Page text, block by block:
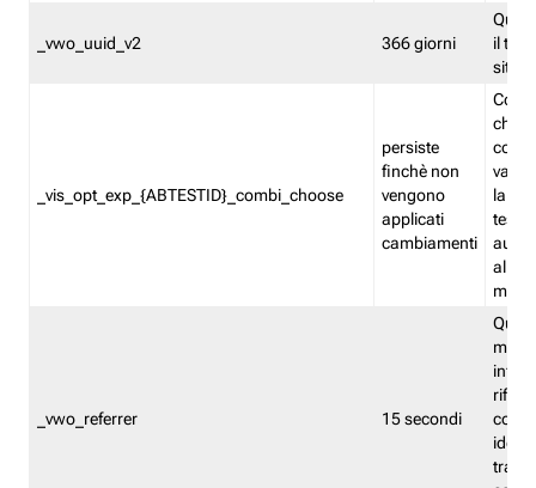
_vwo_uuid_v2 366 giorni
il
sito
_vis_opt_exp_{ABTESTID}_combi_choose
persiste
finchè non
vengono
applicati
cambiamenti
che
la
test.
_vwo_referrer 15 secondi